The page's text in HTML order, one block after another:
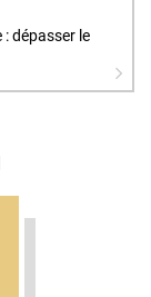
dépasser le